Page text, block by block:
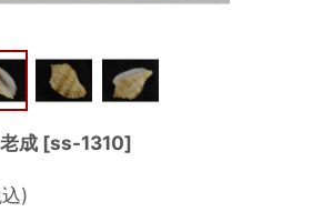
成 [ss-1310]
)